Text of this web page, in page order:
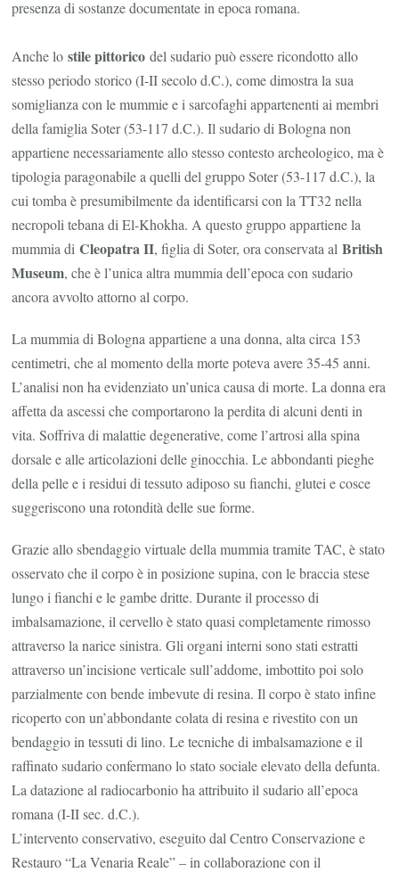
presenza di sostanze documentate in epoca romana.
Anche lo stile pittoricodel sudario può essere ricondotto allo
stesso periodo storico (I-II secolo d.C.), come dimostra la sua
somiglianza con le mummie e i sarcofaghi appartenenti ai membri
della famiglia Soter (53-117 d.C.). Il sudario di Bologna non
appartiene necessariamente allo stesso contesto archeologico, ma è
tipologia paragonabile a quelli del gruppo Soter (53-117 d.C.), la
cui tomba è presumibilmente da identificarsi con la TT32 nella
necropoli tebana di El-Khokha. A questo gruppo appartiene la
mummia diCleopatra II, figlia di Soter, ora conservata alBritish
Museum, che è l’unica altra mummia dell’epoca con sudario
ancora avvolto attorno al corpo.
La mummia di Bologna appartiene a una donna, alta circa 153
centimetri, che al momento della morte poteva avere 35-45 anni.
L’analisi non ha evidenziato un’unica causa di morte. La donna era
affetta da ascessi che comportarono la perdita di alcuni denti in
vita. Soffriva di malattie degenerative, come l’artrosi alla spina
dorsale e alle articolazioni delle ginocchia. Le abbondanti pieghe
della pelle e i residui di tessuto adiposo su fianchi, glutei e cosce
suggeriscono una rotondità delle sue forme.
Grazie allo sbendaggio virtuale della mummia tramite TAC, è stato
osservato che il corpo è in posizione supina, con le braccia stese
lungo i fianchi e le gambe dritte. Durante il processo di
imbalsamazione, il cervello è stato quasi completamente rimosso
attraverso la narice sinistra. Gli organi interni sono stati estratti
attraverso un’incisione verticale sull’addome, imbottito poi solo
parzialmente con bende imbevute di resina. Il corpo è stato infine
ricoperto con un’abbondante colata di resina e rivestito con un
bendaggio in tessuti di lino. Le tecniche di imbalsamazione e il
raffinato sudario confermano lo stato sociale elevato della defunta.
La datazione al radiocarbonio ha attribuito il sudario all’epoca
romana (I-II sec. d.C.).
L’intervento conservativo, eseguito dal Centro Conservazione e
Restauro “La Venaria Reale” – in collaborazione con il